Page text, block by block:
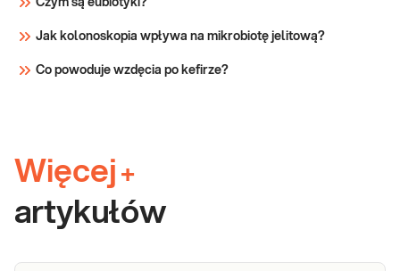
Czym są eubiotyki?
Jak kolonoskopia wpływa na mikrobiotę jelitową?
Co powoduje wzdęcia po kefirze?
Więcej +
artykułów